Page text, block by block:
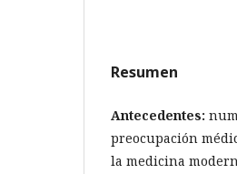
Resumen
Antecedentes:
preocupación
la medicina